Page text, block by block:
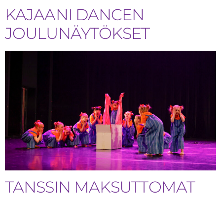
KAJAANI DANCEN
JOULUNÄYTÖKSET
TANSSIN MAKSUTTOMAT